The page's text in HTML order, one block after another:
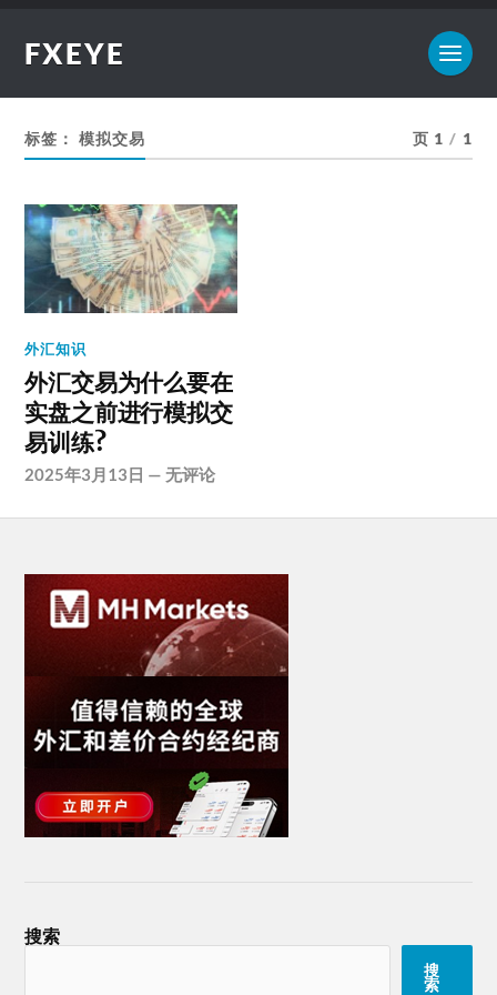
FXEYE
标签：模拟交易 页 1 / 1
外汇知识
外汇交易为什么要在
实盘之前进行模拟交
易训练?
2025年3月13日 —无评论
搜索
搜
索